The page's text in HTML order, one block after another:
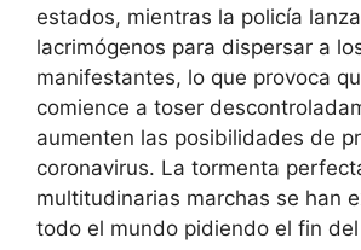
estados, mientras la policía
lacrimógenos para dispersar a
manifestantes, lo que provoca
comience a toser
aumenten las posibilidades de
coronavirus. La tormenta
multitudinarias marchas se han
todo el mundo pidiendo el fin